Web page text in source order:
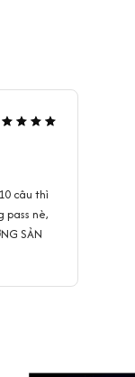
câu thì
pass nè,
SẢN